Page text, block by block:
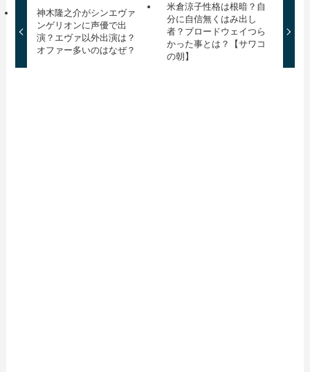
神木隆之介がシンエヴァ
ンゲリオンに声優で出
演？エヴァ以外出演は？
オファー多いのはなぜ？
米倉涼子性格は根暗？自
分に自信無くはみ出し
者？ブロードウェイつら
かった事とは？【サワコ
の朝】